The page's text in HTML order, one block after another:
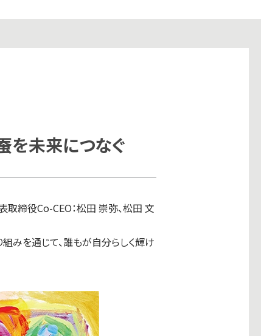
を未来につなぐ
取締役Co-CEO：松田 崇弥、松田 文
みを通じて、誰もが自分らしく輝け